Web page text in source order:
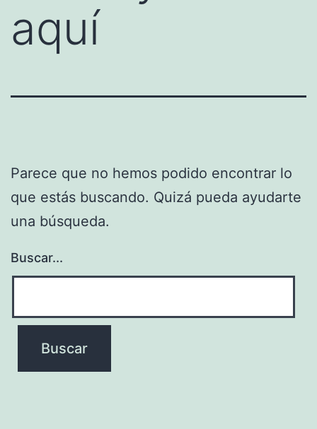
aquí
Parece que no hemos podido encontrar lo
que estás buscando. Quizá pueda ayudarte
una búsqueda.
Buscar...